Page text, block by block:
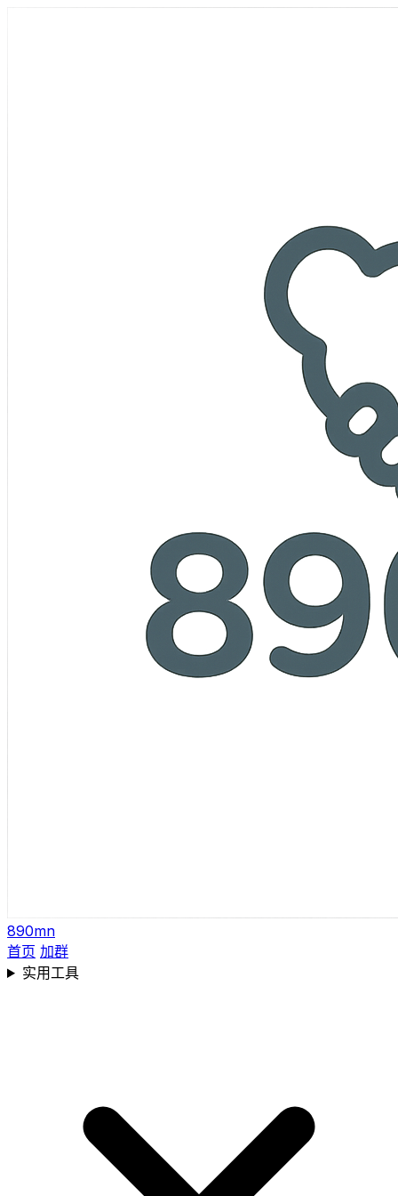
890mn
首页 加群
实用工具